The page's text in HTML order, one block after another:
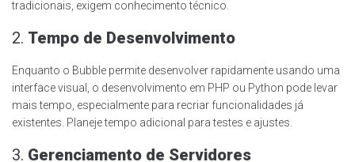
tradicionais, exigem conhecimento técnico.
2. Tempo de Desenvolvimento
Enquanto o Bubble permite desenvolver rapidamente usando uma
interface visual, o desenvolvimento em PHP ou Python pode levar
mais tempo, especialmente para recriar funcionalidades já
existentes. Planeje tempo adicional para testes e ajustes.
3. Gerenciamento de Servidores